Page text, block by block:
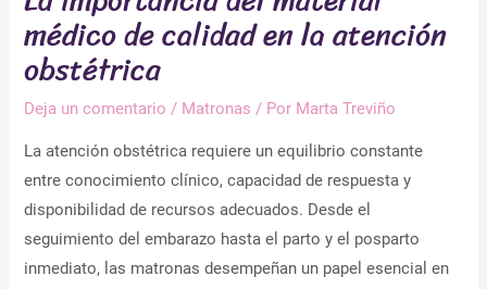
médico de calidad en la atención
obstétrica
Deja un comentario / Matronas / Por Marta Treviño
La atención obstétrica requiere un equilibrio constante
entre conocimiento clínico, capacidad de respuesta y
disponibilidad de recursos adecuados. Desde el
seguimiento del embarazo hasta el parto y el posparto
inmediato, las matronas desempeñan un papel esencial en